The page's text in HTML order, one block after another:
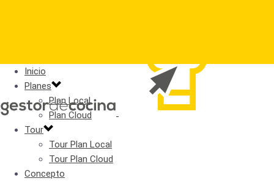
Inicio
Planes
Plan Local
Plan Cloud
Tour
Tour Plan Local
Tour Plan Cloud
Concepto